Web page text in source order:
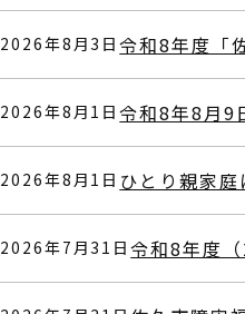
2026年8月3日令和8年度「
2026年8月1日令和8年8月9
2026年8月1日 ひとり親家
2026年7月31日令和8年度